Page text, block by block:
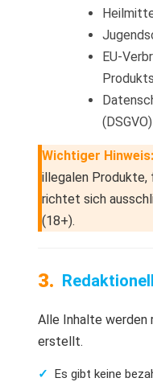
EU-
(DSGVO)
Wichtiger Hinweis:
illegalen Produkte,
richtet sich
(18+).
Alle Inhalte werden
erstellt.
Es gibt keine